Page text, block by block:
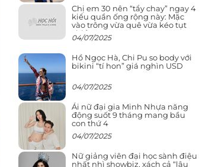
Chị em 30 nên “tẩy chay” ngay 4
kiểu quần ống rộng này: Mặc
vào trông vừa quê vừa kéo tụt
chiều cao
04/07/2025
Hồ Ngọc Hà, Chi Pu so body với
bikini “tí hon” giá nghìn USD
04/07/2025
Ái nữ đại gia Minh Nhựa năng
động suốt 9 tháng mang bầu
con thứ 4
04/07/2025
Nữ giảng viên đại học sành điệu
nhất nhì showbiz, xách cả “lâu